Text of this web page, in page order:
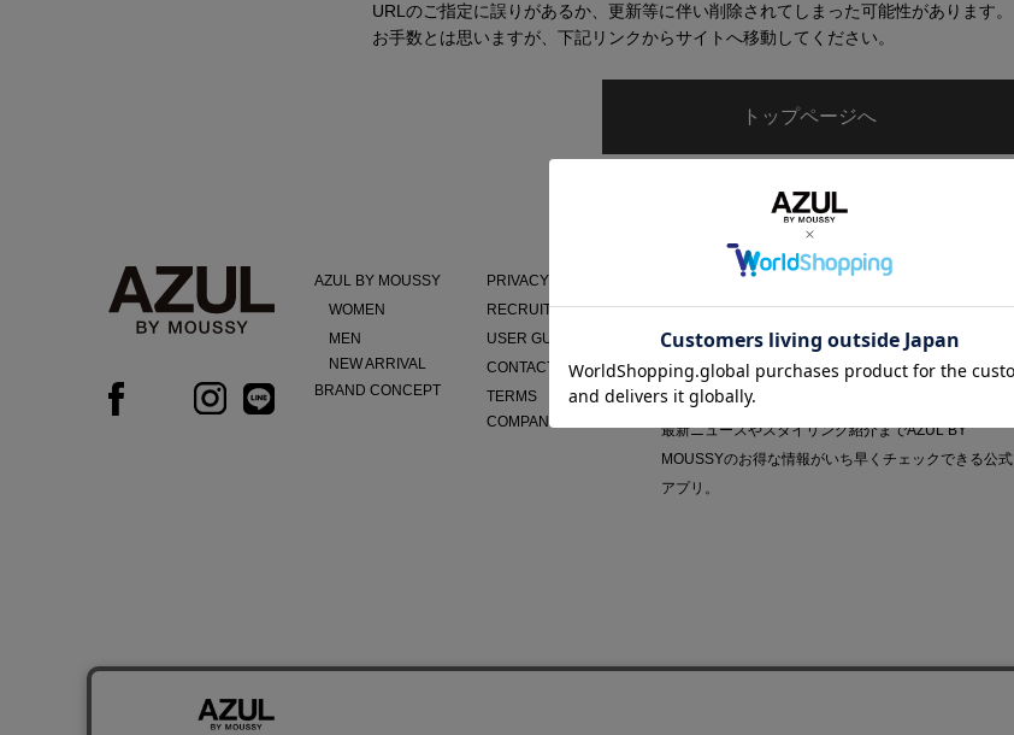
URLのご指定に誤りがあるか、更新等に伴い削除されてしまった可能性があります。
お手数とは思いますが、下記リンクからサイトへ移動してください。
トップページへ
AZUL BY MOUSSY
WOMEN
MEN
NEW ARRIVAL
BRAND CONCEPT
PRIVACY POLICY
RECRUIT
USER GUIDE
CONTACT
TERMS
COMPANY
AZUL APP
最新ニュースやスタイリング紹介までAZUL BY
MOUSSYのお得な情報がいち早くチェックできる公式
アプリ。